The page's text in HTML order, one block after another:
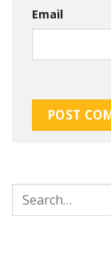
Email